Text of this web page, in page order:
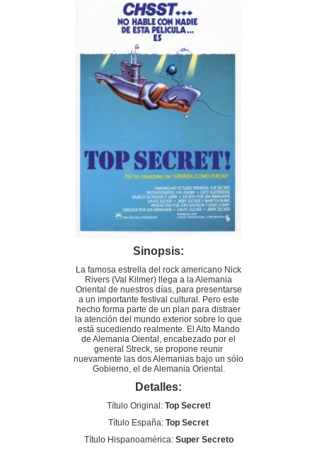
Sinopsis:
La famosa estrella del rock americano Nick
Rivers (Val Kilmer) llega a la Alemania
Oriental de nuestros días, para presentarse
a un importante festival cultural. Pero este
hecho forma parte de un plan para distraer
la atención del mundo exterior sobre lo que
está sucediendo realmente. El Alto Mando
de Alemania Oiental, encabezado por el
general Streck, se propone reunir
nuevamente las dos Alemanias bajo un sólo
Gobierno, el de Alemania Oriental.
Detalles:
Título Original: Top Secret!
Título España: Top Secret
Título Hispanoamérica:Super Secreto